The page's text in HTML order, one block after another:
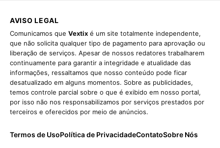
AVISO LEGAL
Comunicamos que Vextix é um site totalmente independente,
que não solicita qualquer tipo de pagamento para aprovação ou
liberação de serviços. Apesar de nossos redatores trabalharem
continuamente para garantir a integridade e atualidade das
informações, ressaltamos que nosso conteúdo pode ficar
desatualizado em alguns momentos. Sobre as publicidades,
temos controle parcial sobre o que é exibido em nosso portal,
por isso não nos responsabilizamos por serviços prestados por
terceiros e oferecidos por meio de anúncios.
Termos de UsoPolítica de PrivacidadeContatoSobre Nós